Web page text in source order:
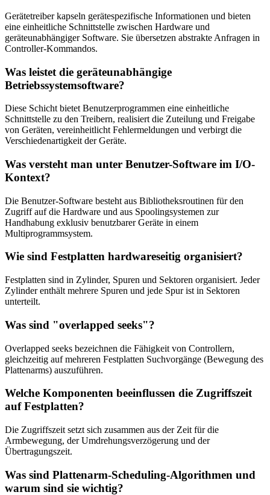
Gerätetreiber kapseln gerätespezifische Informationen und bieten
eine einheitliche Schnittstelle zwischen Hardware und
geräteunabhängiger Software. Sie übersetzen abstrakte Anfragen in
Controller-Kommandos.
Was leistet die geräteunabhängige
Betriebssystemsoftware?
Diese Schicht bietet Benutzerprogrammen eine einheitliche
Schnittstelle zu den Treibern, realisiert die Zuteilung und Freigabe
von Geräten, vereinheitlicht Fehlermeldungen und verbirgt die
Verschiedenartigkeit der Geräte.
Was versteht man unter Benutzer-Software im I/O-
Kontext?
Die Benutzer-Software besteht aus Bibliotheksroutinen für den
Zugriff auf die Hardware und aus Spoolingsystemen zur
Handhabung exklusiv benutzbarer Geräte in einem
Multiprogrammsystem.
Wie sind Festplatten hardwareseitig organisiert?
Festplatten sind in Zylinder, Spuren und Sektoren organisiert. Jeder
Zylinder enthält mehrere Spuren und jede Spur ist in Sektoren
unterteilt.
Was sind "overlapped seeks"?
Overlapped seeks bezeichnen die Fähigkeit von Controllern,
gleichzeitig auf mehreren Festplatten Suchvorgänge (Bewegung des
Plattenarms) auszuführen.
Welche Komponenten beeinflussen die Zugriffszeit
auf Festplatten?
Die Zugriffszeit setzt sich zusammen aus der Zeit für die
Armbewegung, der Umdrehungsverzögerung und der
Übertragungszeit.
Was sind Plattenarm-Scheduling-Algorithmen und
warum sind sie wichtig?